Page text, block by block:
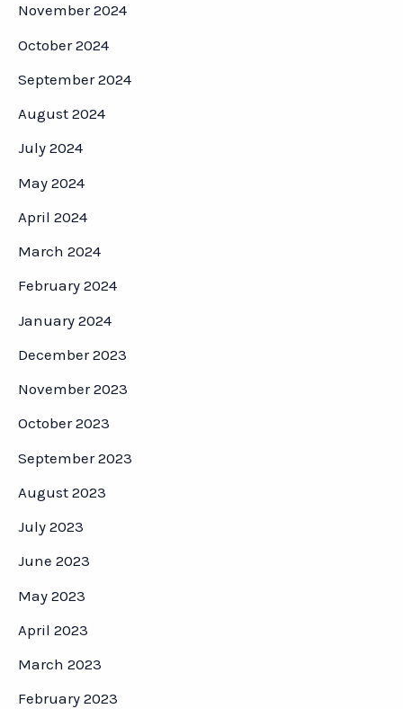
November 2024
October 2024
September 2024
August 2024
July 2024
May 2024
April 2024
March 2024
February 2024
January 2024
December 2023
November 2023
October 2023
September 2023
August 2023
July 2023
June 2023
May 2023
April 2023
March 2023
February 2023